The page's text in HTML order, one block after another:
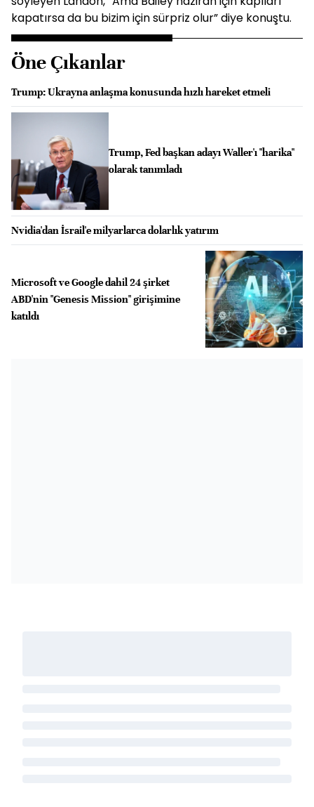
kapatırsa da bu bizim için sürpriz olur” diye konuştu.
Öne Çıkanlar
Trump: Ukrayna anlaşma konusunda hızlı hareket etmeli
Trump, Fed başkan adayı Waller'ı "harika"
olarak tanımladı
Nvidia'dan İsrail'e milyarlarca dolarlık yatırım
Microsoft ve Google dahil 24 şirket
ABD'nin "Genesis Mission" girişimine
katıldı